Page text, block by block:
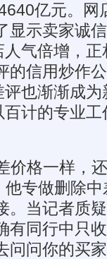
亿元。网
显示卖家诚
人气倍增，
的信用炒作
评也渐渐成
百计的专业
格一样，
专做删除
。当记者质
有同行中只
问问你的买